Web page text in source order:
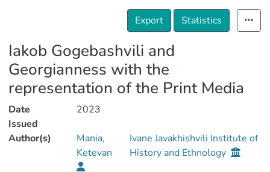
Details
Export
Statistics
Iakob Gogebashvili and
Georgianness with the
representation of the Print Media
Date
Issued
2023
Author(s)
Mania,
Ketevan
Ivane Javakhishvili Institute of
History and Ethnology